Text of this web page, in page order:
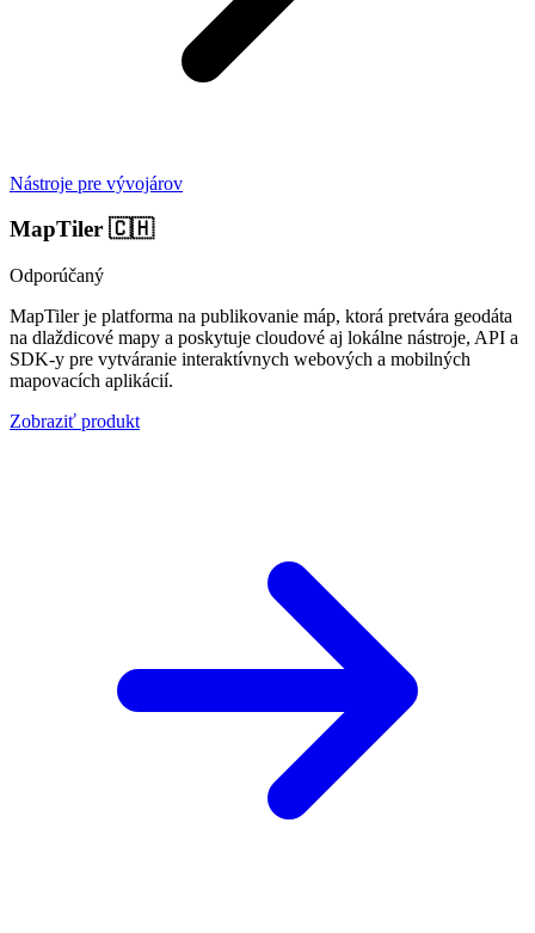
Nástroje pre vývojárov
MapTiler 🇨🇭
Odporúčaný
MapTiler je platforma na publikovanie máp, ktorá pretvára geodáta
na dlaždicové mapy a poskytuje cloudové aj lokálne nástroje, API a
SDK-y pre vytváranie interaktívnych webových a mobilných
mapovacích aplikácií.
Zobraziť produkt